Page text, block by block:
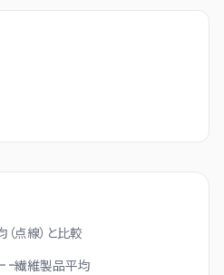
点線）と比較
繊維製品平均